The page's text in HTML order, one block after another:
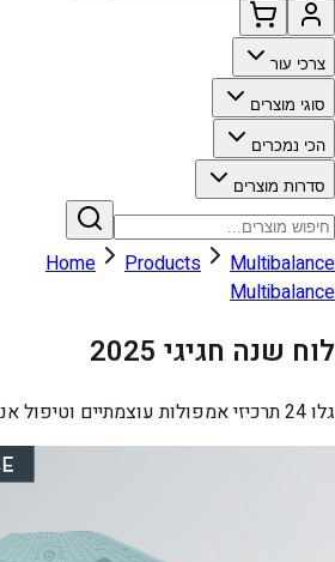
צרכי עור
סוגי מוצרים
הכי נמכרים
סדרות מוצרים
Home Products
Multibalance
Multibalance
לוח שנה חגיגי 2025
גלו 24 תרכיזי אמפולות עוצמתיים וטיפול אנטי-אייגינג בלעדי